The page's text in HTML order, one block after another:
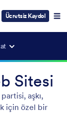
Ücretsiz Kaydol
Sitesi
aşkı,
için özel bir